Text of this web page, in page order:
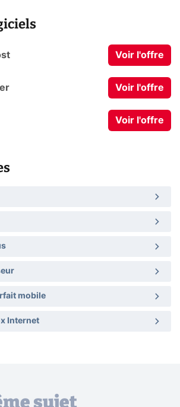
Voir l'offre
Voir l'offre
Voir l'offre
mobile
Internet
sujet